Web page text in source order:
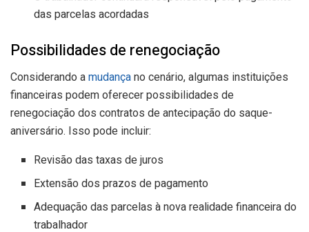
das parcelas acordadas
Possibilidades de renegociação
Considerando a mudança no cenário, algumas instituições
financeiras podem oferecer possibilidades de
renegociação dos contratos de antecipação do saque-
aniversário. Isso pode incluir:
Revisão das taxas de juros
Extensão dos prazos de pagamento
Adequação das parcelas à nova realidade financeira do
trabalhador